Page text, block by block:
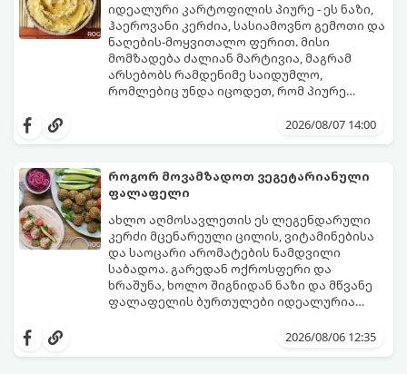
იდეალური კარტოფილის პიურე - ეს ნაზი,
ჰაეროვანი კერძია, სასიამოვნო გემოთი და
ნაღების-მოყვითალო ფერით. მისი
მომზადება ძალიან მარტივია, მაგრამ
არსებობს რამდენიმე საიდუმლო,
რომლებიც უნდა იცოდეთ, რომ პიურე
2026/08/07 14:00
როგორ მოვამზადოთ ვეგეტარიანული
ფალაფელი
ახლო აღმოსავლეთის ეს ლეგენდარული
კერძი მცენარეული ცილის, ვიტამინებისა
და საოცარი არომატების ნამდვილი
საბადოა. გარედან ოქროსფერი და
ხრაშუნა, ხოლო შიგნიდან ნაზი და მწვანე
ფალაფელის ბურთულები იდეალურია
სალათებთან ერთად ან ტახინის (სესამის)
მდგომარეობს, რომ გამოიყენება2026/08/06 12:35